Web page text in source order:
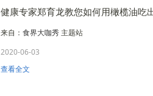
健康专家郑育龙教您如何用橄榄油吃
来自： 食界大咖秀 主题站
2020-06-03
查看全文